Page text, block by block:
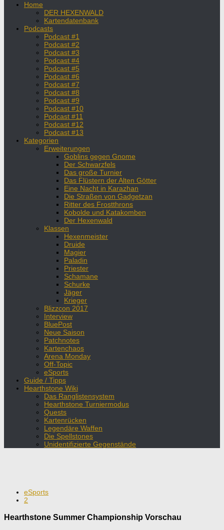
Home
DER HEXENWALD
Kartendatenbank
Podcasts
Podcast #1
Podcast #2
Podcast #3
Podcast #4
Podcast #5
Podcast #6
Podcast #7
Podcast #8
Podcast #9
Podcast #10
Podcast #11
Podcast #12
Podcast #13
Kategorien
Erweiterungen
Goblins gegen Gnome
Der Schwarzfels
Das große Turnier
Das Flüstern der Alten Götter
Eine Nacht in Karazhan
Die Straßen von Gadgetzan
Ritter des Frostthrons
Kobolde und Katakomben
Der Hexenwald
Klassen
Hexenmeister
Druide
Magier
Paladin
Priester
Schamane
Schurke
Jäger
Krieger
Blizzcon 2017
Interview
BluePost
Neue Saison
Patchnotes
Kartenchaos
Arena Monday
Off-Topic
eSports
Guide / Tipps
Hearthstone Wiki
Das Ranglistensystem
Hearthstone Turniermodus
Quests
Kartenrücken
Legendäre Waffen
Die Spellstones
Unidentifizierte Gegenstände
eSports
2
Hearthstone Summer Championship Vorschau